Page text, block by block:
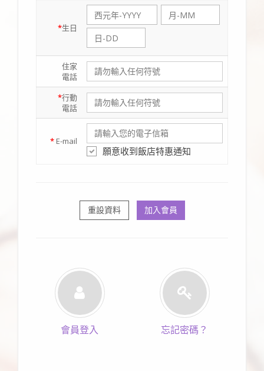
*生日
住家
電話
*行動
電話
* E-mail
願意收到飯店特惠通知
重設資料 加入會員
會員登入 忘記密碼？